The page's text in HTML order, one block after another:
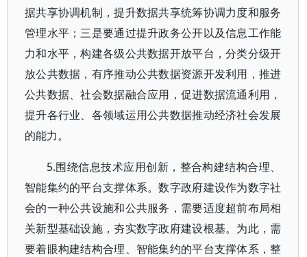
据共享协调机制，提升数据共享统筹协调力度和服务
管理水平；三是要通过提升政务公开以及信息工作能
力和水平，构建各级公共数据开放平台，分类分级开
放公共数据，有序推动公共数据资源开发利用，推进
公共数据、社会数据融合应用，促进数据流通利用，
提升各行业、各领域运用公共数据推动经济社会发展
的能力。
5.围绕信息技术应用创新，整合构建结构合理、
智能集约的平台支撑体系。数字政府建设作为数字社
会的一种公共设施和公共服务，需要适度超前布局相
关新型基础设施，夯实数字政府建设根基。为此，需
要着眼构建结构合理、智能集约的平台支撑体系，整